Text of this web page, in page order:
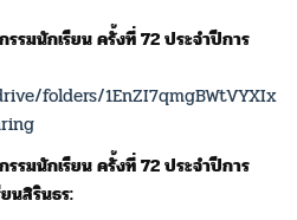
มนักเรียน ครั้งที่ 72 ประจำปีการ
folders/1EnZI7qmgBWtVYXIx
มนักเรียน ครั้งที่ 72 ประจำปีการ
นสิรินธร: